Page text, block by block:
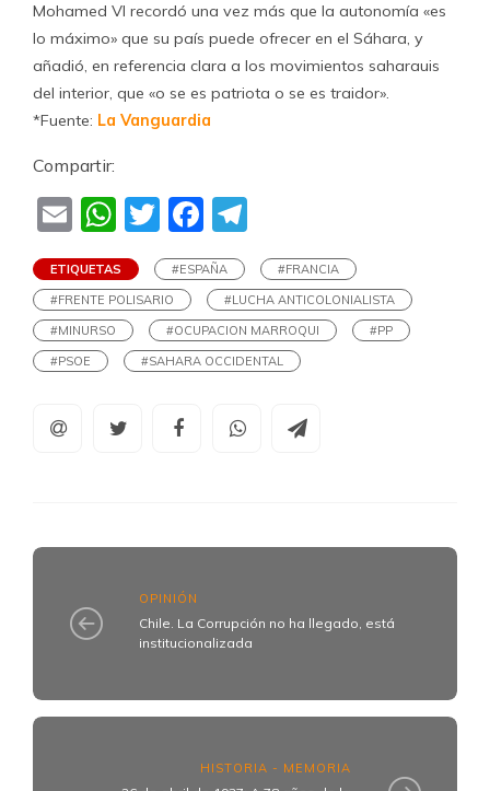
Mohamed VI recordó una vez más que la autonomía «es
lo máximo» que su país puede ofrecer en el Sáhara, y
añadió, en referencia clara a los movimientos saharauis
del interior, que «o se es patriota o se es traidor».
*Fuente: La Vanguardia
Compartir:
EmailWhatsApp
TwitterFacebook
ETIQUETAS #ESPAÑA
#FRANCIA
#FRENTE POLISARIO
#LUCHA ANTICOLONIALISTA
#MINURSO
#OCUPACION MARROQUI
#PP
#PSOE
#SAHARA OCCIDENTAL
OPINIÓN
Chile. La Corrupción no ha llegado, está
institucionalizada
HISTORIA - MEMORIA